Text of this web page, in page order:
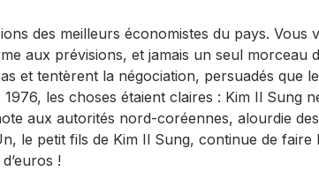
des meilleurs économistes du pays. Vous
aux prévisions, et jamais un seul morceau
et tentèrent la négociation, persuadés que le
les choses étaient claires : Kim Il Sung
aux autorités nord-coréennes, alourdie des
le petit fils de Kim Il Sung, continue de faire
!